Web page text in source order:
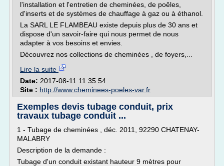
l'installation et l'entretien de cheminées, de poêles,
d'inserts et de systèmes de chauffage à gaz ou à éthanol.
La SARL LE FLAMBEAU existe depuis plus de 30 ans et
dispose d'un savoir-faire qui nous permet de nous
adapter à vos besoins et envies.
Découvrez nos collections de cheminées , de foyers,...
Lire la suite
Date: 2017-08-11 11:35:54
Site : http://www.cheminees-poeles-var.fr
Exemples devis tubage conduit, prix
travaux tubage conduit ...
1 - Tubage de cheminées , déc. 2011, 92290 CHATENAY-
MALABRY
Description de la demande :
Tubage d'un conduit existant hauteur 9 mètres pour